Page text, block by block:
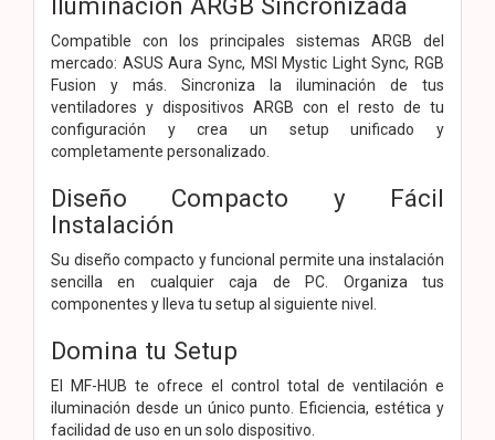
Compatible con los principales sistemas ARGB del
mercado: ASUS Aura Sync, MSI Mystic Light Sync, RGB
Fusion y más. Sincroniza la iluminación de tus
ventiladores y dispositivos ARGB con el resto de tu
configuración y crea un setup unificado y
completamente personalizado.
Diseño Compacto y Fácil
Instalación
Su diseño compacto y funcional permite una instalación
sencilla en cualquier caja de PC. Organiza tus
componentes y lleva tu setup al siguiente nivel.
Domina tu Setup
El MF-HUB te ofrece el control total de ventilación e
iluminación desde un único punto. Eficiencia, estética y
facilidad de uso en un solo dispositivo.